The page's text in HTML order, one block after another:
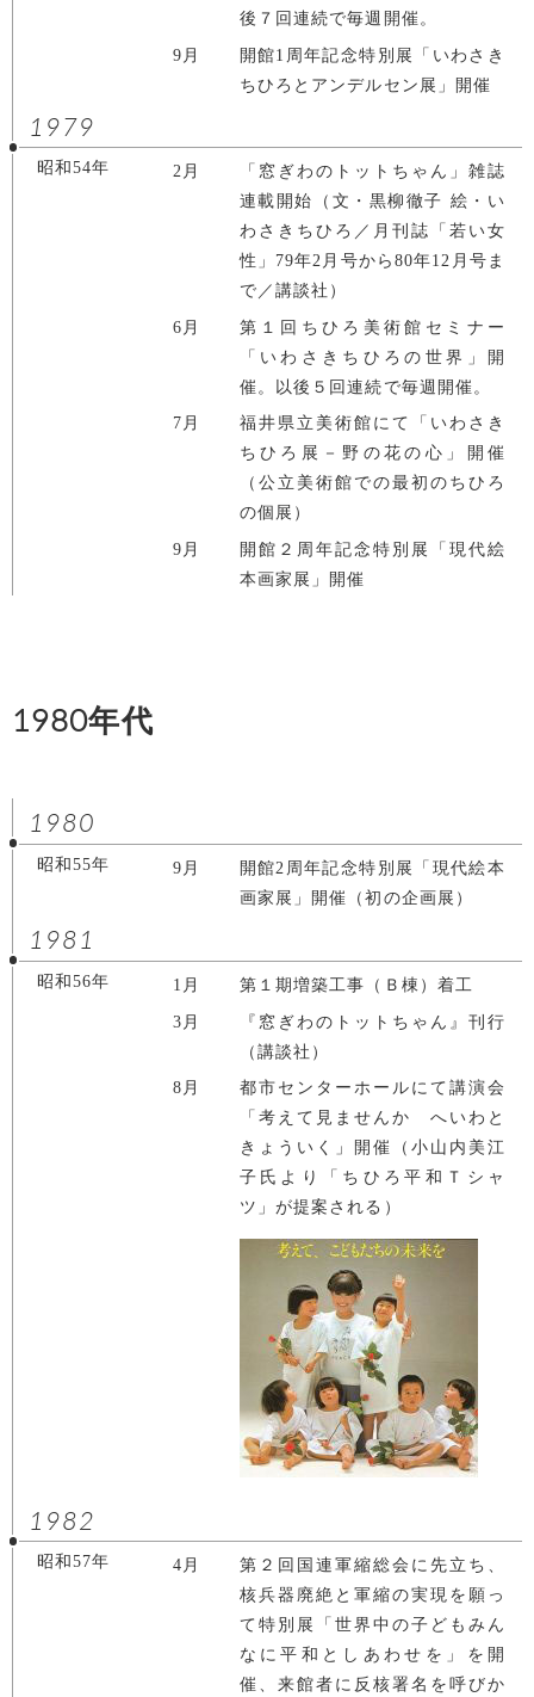
後７回連続で毎週開催。
9月
開館1周年記念特別展「いわさき
ちひろとアンデルセン展」開催
1979
昭和54年 2月
「窓ぎわのトットちゃん」雑誌
連載開始（文・黒柳徹子 絵・い
わさきちひろ／月刊誌「若い女
性」79年2月号から80年12月号ま
で／講談社）
6月
第１回ちひろ美術館セミナー
「いわさきちひろの世界」開
催。以後５回連続で毎週開催。
7月
福井県立美術館にて「いわさき
ちひろ展－野の花の心」開催
（公立美術館での最初のちひろ
の個展）
9月
開館２周年記念特別展「現代絵
本画家展」開催
1980年代
1980
昭和55年 9月
開館2周年記念特別展「現代絵本
画家展」開催（初の企画展）
1981
昭和56年 1月 第１期増築工事（Ｂ棟）着工
3月
『窓ぎわのトットちゃん』刊行
（講談社）
8月
都市センターホールにて講演会
「考えて見ませんか へいわと
きょういく」開催（小山内美江
子氏より「ちひろ平和Ｔシャ
ツ」が提案される）
1982
昭和57年 4月
第２回国連軍縮総会に先立ち、
核兵器廃絶と軍縮の実現を願っ
て特別展「世界中の子どもみん
なに平和としあわせを」を開
催、来館者に反核署名を呼びか